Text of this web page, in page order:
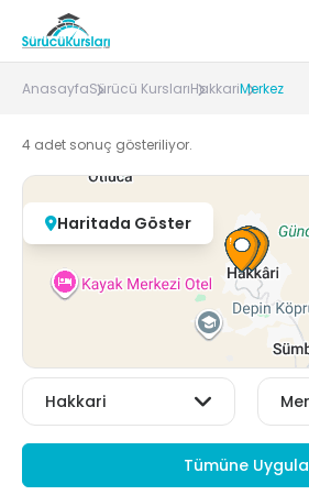
AnasayfaSürücü KurslarıHakkariMerkez
4 adet sonuç gösteriliyor.
Haritada Göster
Tümüne Uygula